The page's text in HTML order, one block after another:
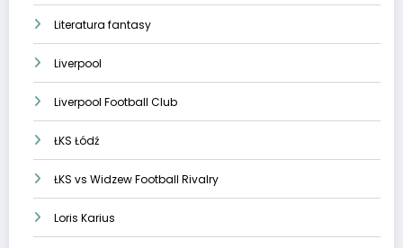
Literatura fantasy
Liverpool
Liverpool Football Club
ŁKS Łódź
ŁKS vs Widzew Football Rivalry
Loris Karius